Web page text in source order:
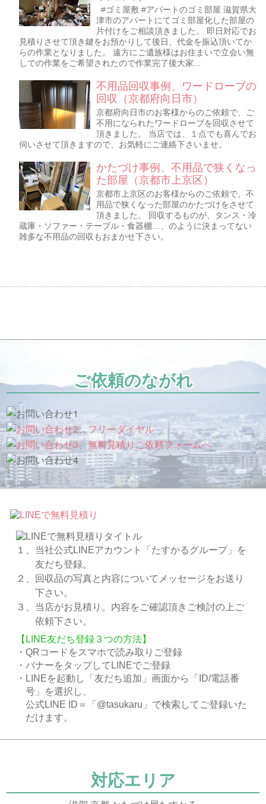
#ゴミ屋敷 #アパートのゴミ部屋 滋賀県大
津市のアパートにてゴミ部屋化した部屋の
片付けをご相談頂きました。 即日対応でお
見積りさせて頂き鍵をお預かりして後日、代金を振込頂いてか
らの作業となりました。 遠方にご遺族様はお住まいで立会い無
しでの作業をご希望されたので作業完了後大家...
不用品回収事例、ワードローブの
回収（京都府向日市）
京都府向日市のお客様からのご依頼で、ご
不用になられたワードローブを回収させて
頂きました。 当店では、１点でも喜んでお
伺いさせて頂きますので、お気軽にご連絡下さいませ。
かたづけ事例、不用品で狭くなっ
た部屋（京都市上京区）
京都市上京区のお客様からのご依頼で、不
用品で狭くなった部屋のかたづけをさせて
頂きました。 回収するものが、タンス・冷
蔵庫・ソファー・テーブル・食器棚…、のように決まってない
雑多な不用品の回収もおまかせ下さい。
ご依頼のながれ
１、当社公式LINEアカウント「たすかるグループ」を
友だち登録。
２、回収品の写真と内容についてメッセージをお送り
下さい。
３、当店がお見積り。内容をご確認頂きご検討の上ご
依頼下さい。
【LINE友だち登録３つの方法】
・QRコードをスマホで読み取りご登録
・バナーをタップしてLINEでご登録
・LINEを起動し「友だち追加」画面から「ID/電話番
号」を選択し、
公式LINE ID＝「@tasukaru」で検索してご登録いた
だけます。
対応エリア